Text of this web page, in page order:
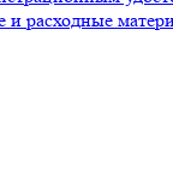
расходные